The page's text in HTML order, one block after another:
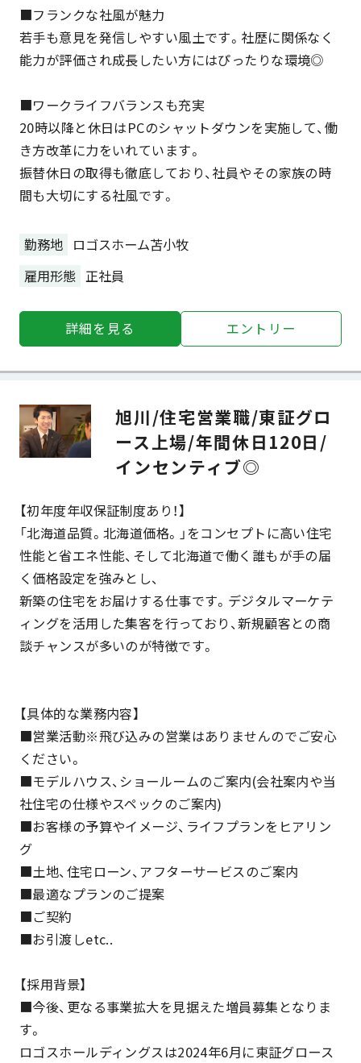
■フランクな社風が魅力
若手も意見を発信しやすい風土です。社歴に関係なく
能力が評価され成長したい方にはぴったりな環境◎
■ワークライフバランスも充実
20時以降と休日はPCのシャットダウンを実施して、働
き方改革に力をいれています。
振替休日の取得も徹底しており、社員やその家族の時
間も大切にする社風です。
勤務地 ロゴスホーム苫小牧
雇用形態 正社員
詳細を⾒る エントリー
旭川/住宅営業職/東証グロ
ース上場/年間休日120日/
インセンティブ◎
【初年度年収保証制度あり！】
「北海道品質。北海道価格。」をコンセプトに高い住宅
性能と省エネ性能、そして北海道で働く誰もが手の届
く価格設定を強みとし、
新築の住宅をお届けする仕事です。デジタルマーケテ
ィングを活用した集客を行っており、新規顧客との商
談チャンスが多いのが特徴です。
【具体的な業務内容】
■営業活動※飛び込みの営業はありませんのでご安心
ください。
■モデルハウス、ショールームのご案内(会社案内や当
社住宅の仕様やスペックのご案内)
■お客様の予算やイメージ、ライフプランをヒアリン
グ
■土地、住宅ローン、アフターサービスのご案内
■最適なプランのご提案
■ご契約
■お引渡しetc..
【採用背景】
■今後、更なる事業拡大を見据えた増員募集となりま
す。
ロゴスホールディングスは2024年6月に東証グロース